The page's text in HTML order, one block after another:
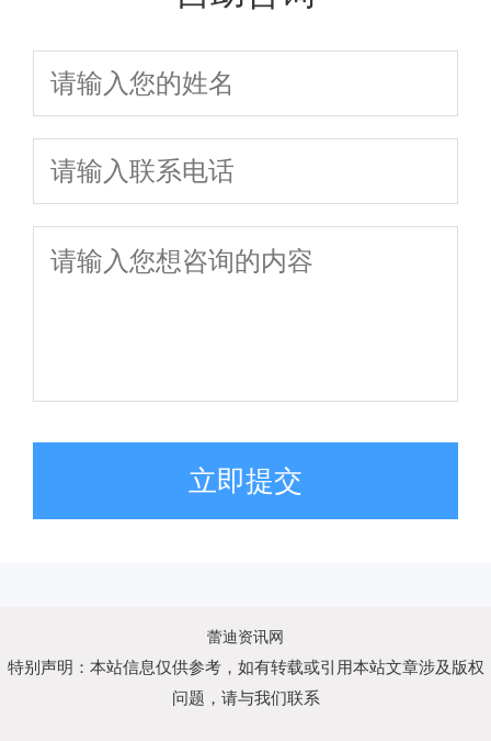
立即提交
蕾迪资讯网
特别声明：本站信息仅供参考，如有转载或引用本站文章涉及版权
问题，请与我们联系